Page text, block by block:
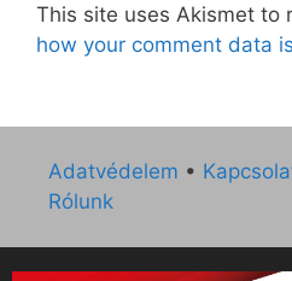
This site uses Akismet to
how your comment data
Adatvédelem •
Rólunk